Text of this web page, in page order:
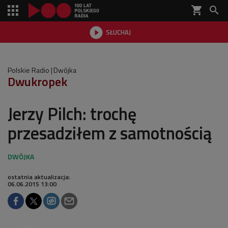
shopping_cart 
 SŁUCHAJ

Polskie Radio Dwójka
Dwukropek
Jerzy Pilch: trochę
przesadziłem z samotnością
ostatnia aktualizacja:
06.06.2015 13:00